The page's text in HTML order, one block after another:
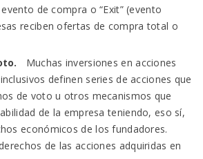
de compra o “Exit” (evento
reciben ofertas de compra total o
Muchas inversiones en acciones
definen series de acciones que
de voto u otros mecanismos que
de la empresa teniendo, eso sí,
económicos de los fundadores.
de las acciones adquiridas en